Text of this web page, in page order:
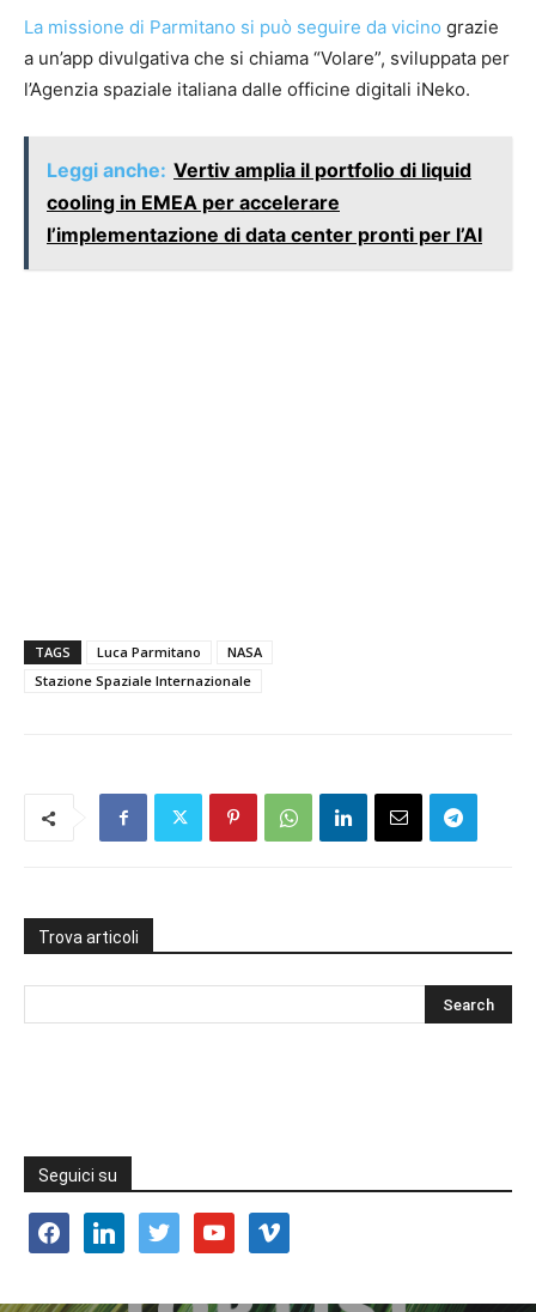
La missione di Parmitano si può seguire da vicino grazie
a un’app divulgativa che si chiama “Volare”, sviluppata per
l’Agenzia spaziale italiana dalle officine digitali iNeko.
Leggi anche: Vertiv amplia il portfolio di liquid
cooling in EMEA per accelerare
l’implementazione di data center pronti per l’AI
TAGS Luca Parmitano
NASA
Stazione Spaziale Internazionale
Trova articoli
Seguici su
facebooklinkedin twitter youtube vimeo